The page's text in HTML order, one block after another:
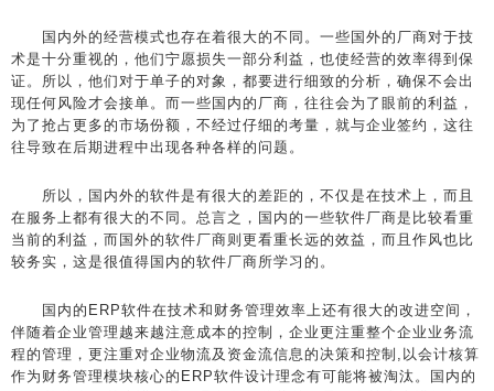
国内外的经营模式也存在着很大的不同。一些国外的厂商对于技
术是十分重视的，他们宁愿损失一部分利益，也使经营的效率得到保
证。所以，他们对于单子的对象，都要进行细致的分析，确保不会出
现任何风险才会接单。而一些国内的厂商，往往会为了眼前的利益，
为了抢占更多的市场份额，不经过仔细的考量，就与企业签约，这往
往导致在后期进程中出现各种各样的问题。
所以，国内外的软件是有很大的差距的，不仅是在技术上，而且
在服务上都有很大的不同。总言之，国内的一些软件厂商是比较看重
当前的利益，而国外的软件厂商则更看重长远的效益，而且作风也比
较务实，这是很值得国内的软件厂商所学习的。
国内的ERP软件在技术和财务管理效率上还有很大的改进空间，
伴随着企业管理越来越注意成本的控制，企业更注重整个企业业务流
程的管理，更注重对企业物流及资金流信息的决策和控制,以会计核算
作为财务管理模块核心的ERP软件设计理念有可能将被淘汰。国内的